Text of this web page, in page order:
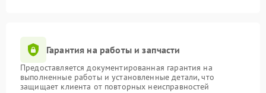
Гарантия на работы и запчасти
Предоставляется документированная гарантия на
выполненные работы и установленные детали, что
защищает клиента от повторных неисправностей